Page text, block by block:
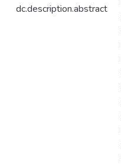
dc.description.abstract